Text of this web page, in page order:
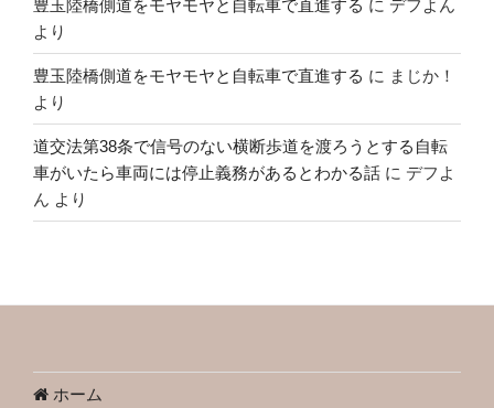
豊玉陸橋側道をモヤモヤと自転車で直進する に デフよん
より
豊玉陸橋側道をモヤモヤと自転車で直進する に まじか！
より
道交法第38条で信号のない横断歩道を渡ろうとする自転
車がいたら車両には停止義務があるとわかる話 に デフよ
ん より
ホーム